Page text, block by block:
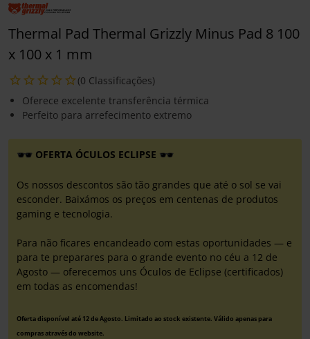
Thermal Pad Thermal Grizzly Minus Pad 8 100
x 100 x 1 mm
(0 Classificações)
Oferece excelente transferência térmica
Perfeito para arrefecimento extremo
OFERTA ÓCULOS ECLIPSE
Os nossos descontos são tão grandes que até o sol se vai
esconder. Baixámos os preços em centenas de produtos
gaming e tecnologia.
Para não ficares encandeado com estas oportunidades — e
para te preparares para o grande evento no céu a 12 de
Agosto — oferecemos uns Óculos de Eclipse (certificados)
em todas as encomendas!
Oferta disponível até 12 de Agosto. Limitado ao stock existente. Válido apenas para
compras através do website.